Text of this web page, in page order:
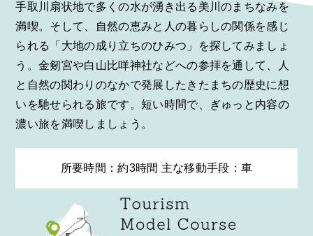
手取川扇状地で多くの水が湧き出る美川のまちなみを
満喫。そして、自然の恵みと人の暮らしの関係を感じ
られる「大地の成り立ちのひみつ」を探してみましょ
う。金剱宮や白山比咩神社などへの参拝を通して、人
と自然の関わりのなかで発展したきたまちの歴史に想
いを馳せられる旅です。短い時間で、ぎゅっと内容の
濃い旅を満喫しましょう。
所要時間：約3時間 主な移動手段：車